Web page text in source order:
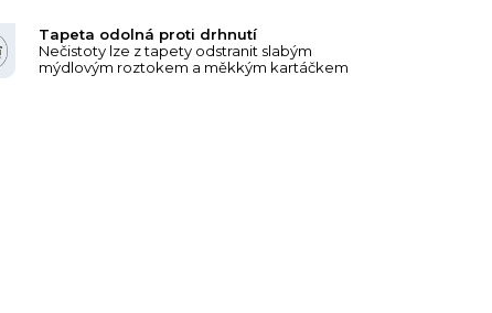
Tapeta odolná proti drhnutí
Nečistoty lze z tapety odstranit slabým
mýdlovým roztokem a měkkým kartáčkem